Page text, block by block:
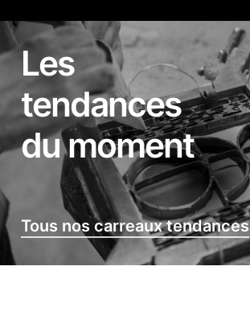
Les
tendances
du moment
Tous nos carreaux tendances